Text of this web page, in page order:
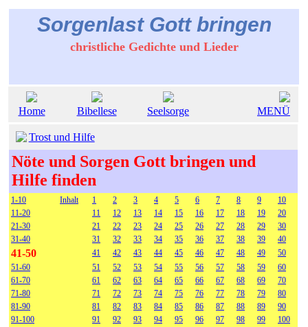
Sorgenlast Gott bringen
christliche Gedichte und Lieder
Home Bibellese Seelsorge MENÜ
Trost und Hilfe
Nöte und Sorgen Gott bringen und
Hilfe finden
1-10 Inhalt 1 2 3 4 5 6 7 8 9
10
11-20
11 12 13 14 15 16 17 18 19
20
21-30
21 22 23 24 25 26 27 28 29
30
31-40
31 32 33 34 35 36 37 38 39 40
41-50 41 42 43 44 45 46 47 48 49
50
51-60
51 52 53 54 55 56 57 58 59
60
61-70
61 62 63 64 65 66 67 68 69
70
71-80
71 72 73 74 75 76 77 78 79
80
81-90
81 82 83 84 85 86 87 88 89
90
91-100
91 92 93 94 95 96 97 98 99
100